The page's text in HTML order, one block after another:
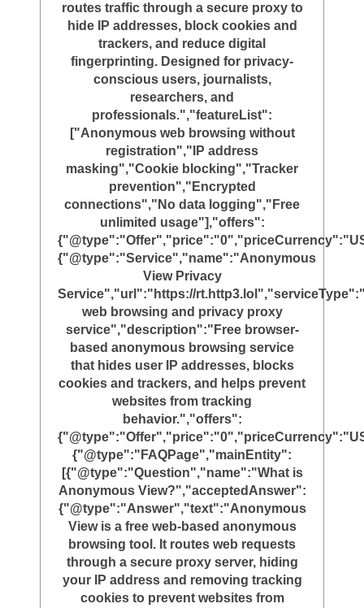
routes traffic through a secure proxy to
hide IP addresses, block cookies and
trackers, and reduce digital
fingerprinting. Designed for privacy-
conscious users, journalists,
researchers, and
professionals.","featureList":
["Anonymous web browsing without
registration","IP address
masking","Cookie blocking","Tracker
prevention","Encrypted
connections","No data logging","Free
unlimited usage"],"offers":
{"@type":"Service","name":"Anonymous
View Privacy
Service","url":"https://
web browsing and privacy proxy
service","description":"Free browser-
based anonymous browsing service
that hides user IP addresses, blocks
cookies and trackers, and helps prevent
websites from tracking
behavior.","offers":
{"@type":"FAQPage","mainEntity":
[{"@type":"Question","name":"What is
Anonymous View?","acceptedAnswer":
{"@type":"Answer","text":"Anonymous
View is a free web-based anonymous
browsing tool. It routes web requests
through a secure proxy server, hiding
your IP address and removing tracking
cookies to prevent websites from